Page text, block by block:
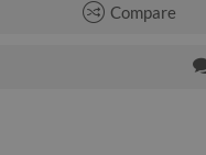
Compare